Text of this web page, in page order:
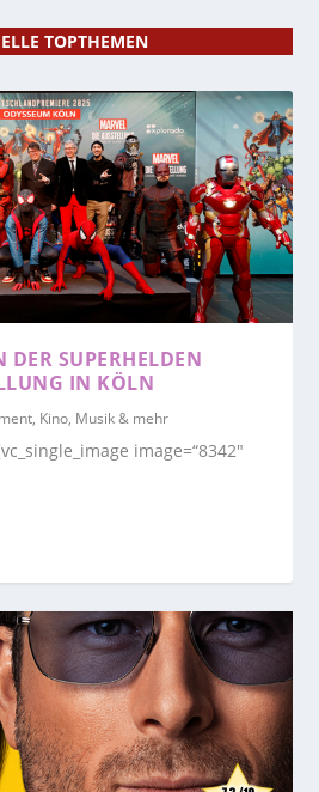
TOPTHEMEN
DER SUPERHELDEN
IN KÖLN
Kino, Musik & mehr
image=“8342″